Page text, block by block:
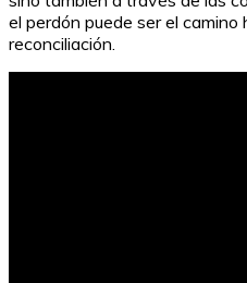
el perdón puede ser el camino
reconciliación.